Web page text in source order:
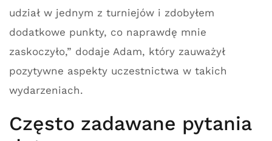
udział w jednym z turniejów i zdobyłem
dodatkowe punkty, co naprawdę mnie
zaskoczyło,” dodaje Adam, który zauważył
pozytywne aspekty uczestnictwa w takich
wydarzeniach.
Często zadawane pytania